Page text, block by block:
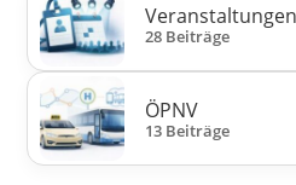
Veranstaltungen
28 Beiträge
ÖPNV
13 Beiträge